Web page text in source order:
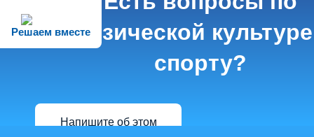
Решаем вместефизической
спорту?
Напишите об этом